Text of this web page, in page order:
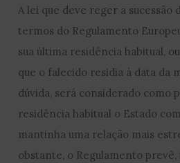
A lei que deve reger a sucessão
termos do Regulamento
sua última residência habitual,
que o falecido residia à data da
dúvida, será considerado como
residência habitual o Estado
mantinha uma relação mais
obstante, o Regulamento prevê,